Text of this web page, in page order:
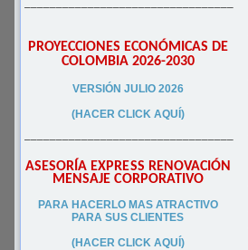
–––––––––––––––––––––––––––––––––
PROYECCIONES ECONÓMICAS DE
COLOMBIA 2026-2030
VERSIÓN JULIO 2026
(HACER CLICK AQUÍ)
–––––––––––––––––––––––––––––––––
ASESORÍA EXPRESS RENOVACIÓN
MENSAJE CORPORATIVO
PARA HACERLO MAS ATRACTIVO
PARA SUS CLIENTES
(HACER CLICK AQUÍ)